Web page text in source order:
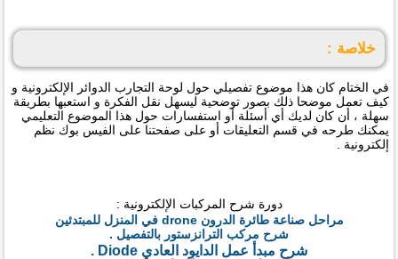
خلاصة :
في الختام كان هذا موضوع تفصيلي حول لوحة التجارب الدوائر الإلكترونية و
كيف تعمل موضحا ذلك بصور توضحية ليسهل نقل الفكرة و استعبها بطريقة
سهلة ، أن كان لديك أي أسئلة أو استفسارات حول هذا الموضوع التعليمي
يمكنك طرحه في قسم التعليقات أو على صفحتنا على الفيس بوك نظم
إلكترونية .
دورة شرح المركبات الإلكترونية :
مراحل صناعة طائرة الدرون drone في المنزل للمبتدئين
شرح مركب الترانزستور بالتفصيل .
شرح مبدأ عمل الدايود العادي Diode .